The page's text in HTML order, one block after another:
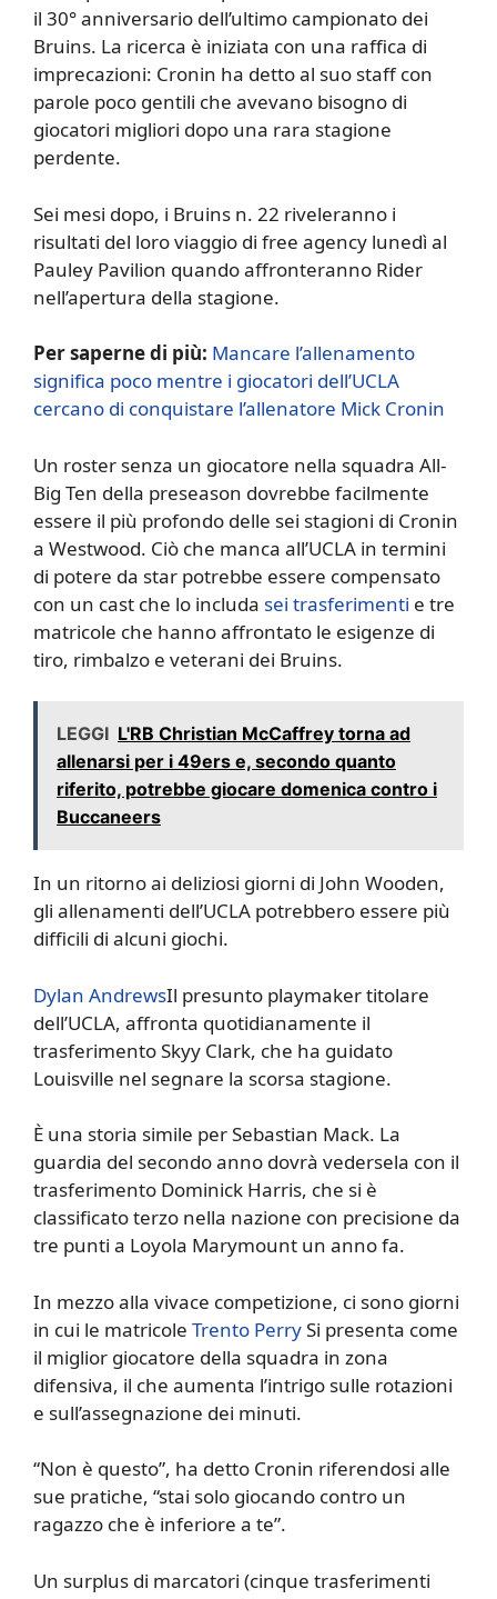
il 30° anniversario dell’ultimo campionato dei
Bruins. La ricerca è iniziata con una raffica di
imprecazioni: Cronin ha detto al suo staff con
parole poco gentili che avevano bisogno di
giocatori migliori dopo una rara stagione
perdente.
Sei mesi dopo, i Bruins n. 22 riveleranno i
risultati del loro viaggio di free agency lunedì al
Pauley Pavilion quando affronteranno Rider
nell’apertura della stagione.
Per saperne di più: Mancare l’allenamento
significa poco mentre i giocatori dell’UCLA
cercano di conquistare l’allenatore Mick Cronin
Un roster senza un giocatore nella squadra All-
Big Ten della preseason dovrebbe facilmente
essere il più profondo delle sei stagioni di Cronin
a Westwood. Ciò che manca all’UCLA in termini
di potere da star potrebbe essere compensato
con un cast che lo includa sei trasferimenti e tre
matricole che hanno affrontato le esigenze di
tiro, rimbalzo e veterani dei Bruins.
LEGGI L'RB Christian McCaffrey torna ad
allenarsi per i 49ers e, secondo quanto
riferito, potrebbe giocare domenica contro i
Buccaneers
In un ritorno ai deliziosi giorni di John Wooden,
gli allenamenti dell’UCLA potrebbero essere più
difficili di alcuni giochi.
Dylan AndrewsIl presunto playmaker titolare
dell’UCLA, affronta quotidianamente il
trasferimento Skyy Clark, che ha guidato
Louisville nel segnare la scorsa stagione.
È una storia simile per Sebastian Mack. La
guardia del secondo anno dovrà vedersela con il
trasferimento Dominick Harris, che si è
classificato terzo nella nazione con precisione da
tre punti a Loyola Marymount un anno fa.
In mezzo alla vivace competizione, ci sono giorni
in cui le matricole Trento PerrySi presenta come
il miglior giocatore della squadra in zona
difensiva, il che aumenta l’intrigo sulle rotazioni
e sull’assegnazione dei minuti.
“Non è questo”, ha detto Cronin riferendosi alle
sue pratiche, “stai solo giocando contro un
ragazzo che è inferiore a te”.
Un surplus di marcatori (cinque trasferimenti